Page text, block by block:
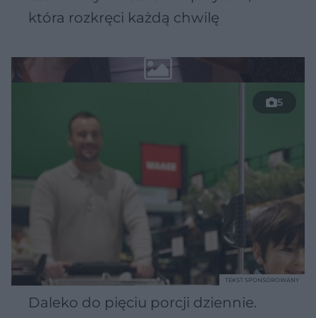
która rozkręci każdą chwilę
5
Daleko do pięciu porcji dziennie.
TEKST SPONSOROWANY